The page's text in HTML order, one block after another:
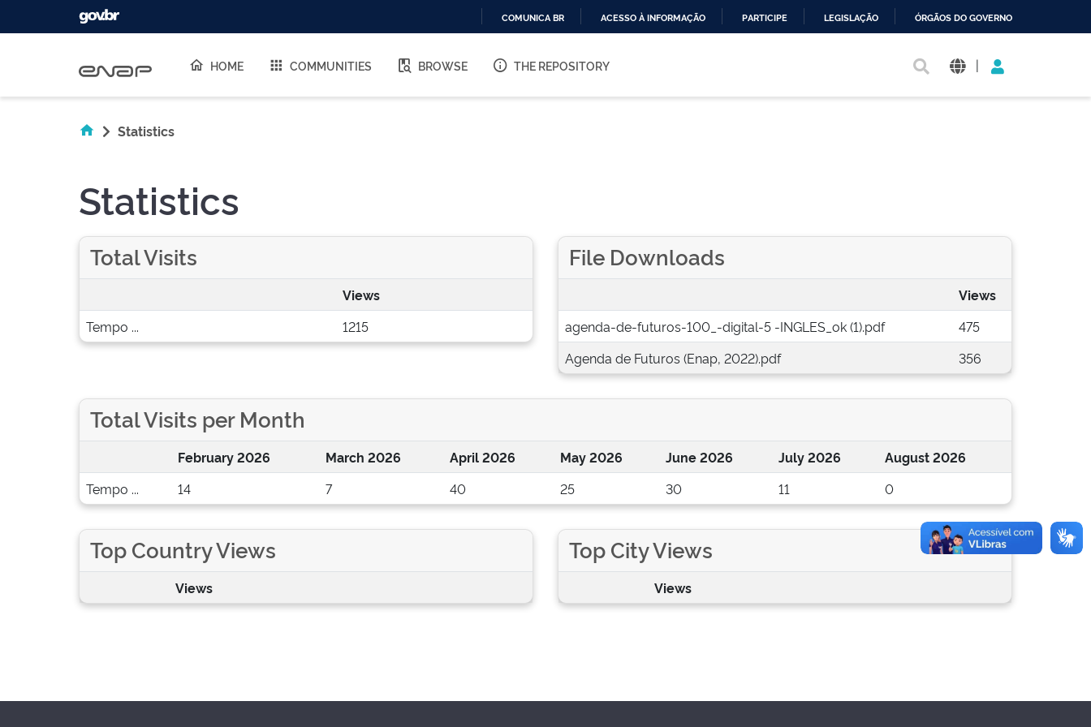
O
COMUNICA BR ACESSO À INFORMAÇÃO PARTICIPE LEGISLAÇÃO ÓRGÃOS DO GOVERNO
HOME COMMUNITIES BROWSE THE REPOSITORY |
Statistics
Statistics
Total Visits
Views
Tempo ...
1215
File Downloads
Views
agenda-de-futuros-100_-digital-5 -INGLES_ok (1).pdf
475
Agenda de Futuros (Enap, 2022).pdf
356
Total Visits per Month
February 2026 March 2026 April 2026 May 2026 June 2026 July 2026
August 2026
Tempo ...
14 7 40 25 30 11 0
Top Country Views
Views
Top City Views
Views